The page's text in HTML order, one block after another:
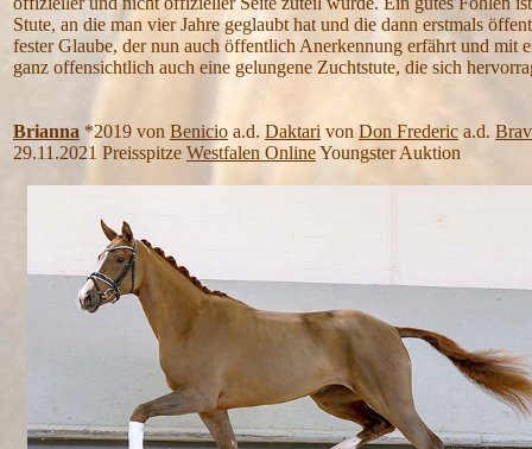
Stute, an die man vier Jahre geglaubt hat und die dann erstmals
fester Glaube, der nun auch öffentlich Anerkennung erfährt und
ganz offensichtlich auch eine gelungene Zuchtstute, die sich
Brianna *2019 von Benicio a.d. Daktari von Don Frederic a.d.
29.11.2021 Preisspitze Westfalen OnlineYoungster Auktion